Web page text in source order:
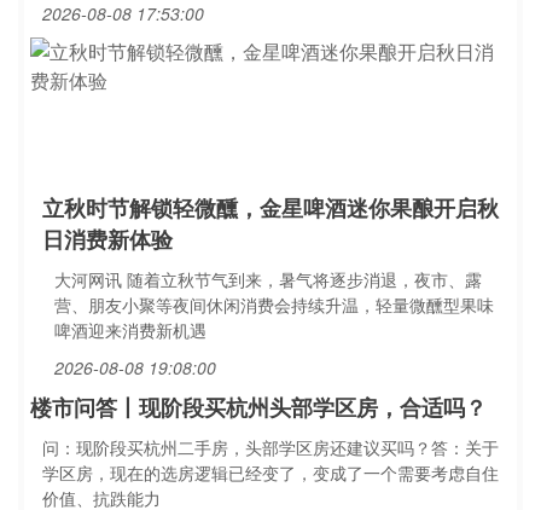
2026-08-08 17:53:00
立秋时节解锁轻微醺，金星啤酒迷你果酿开启秋
日消费新体验
大河网讯 随着立秋节气到来，暑气将逐步消退，夜市、露
营、朋友小聚等夜间休闲消费会持续升温，轻量微醺型果味
啤酒迎来消费新机遇
2026-08-08 19:08:00
楼市问答丨现阶段买杭州头部学区房，合适吗？
问：现阶段买杭州二手房，头部学区房还建议买吗？答：关于
学区房，现在的选房逻辑已经变了，变成了一个需要考虑自住
价值、抗跌能力